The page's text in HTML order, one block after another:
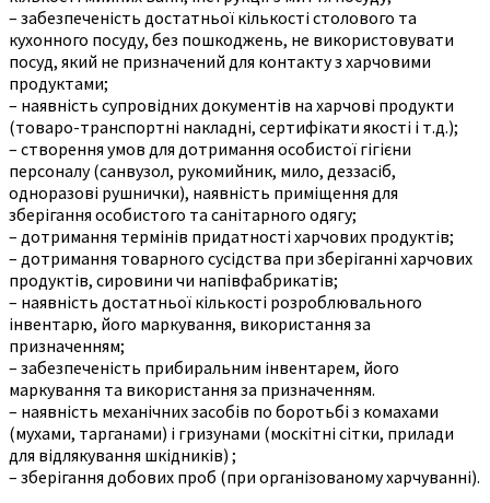
– забезпеченість достатньої кількості столового та
кухонного посуду, без пошкоджень, не використовувати
посуд, який не призначений для контакту з харчовими
продуктами;
– наявність супровідних документів на харчові продукти
(товаро-транспортні накладні, сертифікати якості і т.д.);
– створення умов для дотримання особистої гігієни
персоналу (санвузол, рукомийник, мило, деззасіб,
одноразові рушнички), наявність приміщення для
зберігання особистого та санітарного одягу;
– дотримання термінів придатності харчових продуктів;
– дотримання товарного сусідства при зберіганні харчових
продуктів, сировини чи напівфабрикатів;
– наявність достатньої кількості розроблювального
інвентарю, його маркування, використання за
призначенням;
– забезпеченість прибиральним інвентарем, його
маркування та використання за призначенням.
– наявність механічних засобів по боротьбі з комахами
(мухами, тарганами) і гризунами (москітні сітки, прилади
для відлякування шкідників) ;
– зберігання добових проб (при організованому харчуванні).